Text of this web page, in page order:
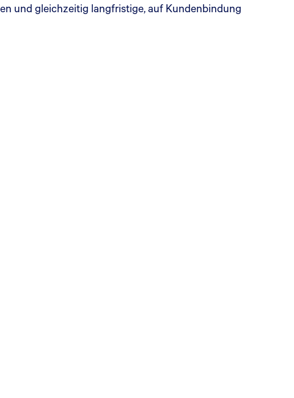
und gleichzeitig langfristige, auf Kundenbindung